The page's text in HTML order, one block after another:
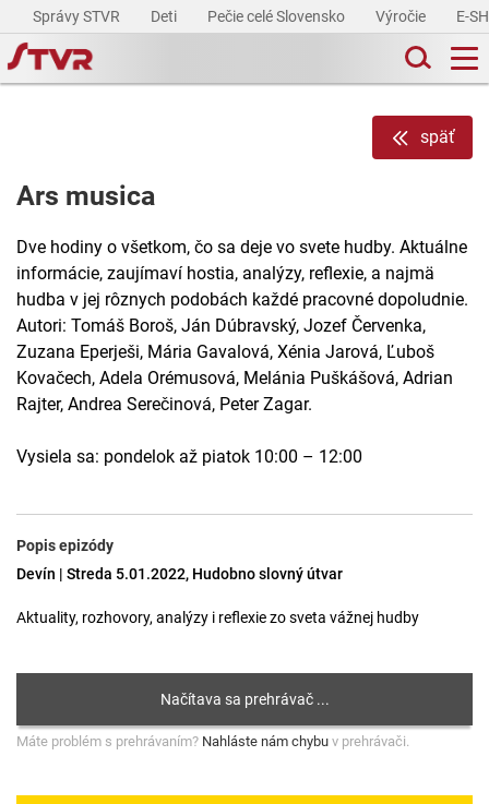
Správy STVR Deti Pečie celé Slovensko Výročie E-
späť
Ars musica
Dve hodiny o všetkom, čo sa deje vo svete hudby. Aktuálne
informácie, zaujímaví hostia, analýzy, reflexie, a najmä
hudba v jej rôznych podobách každé pracovné dopoludnie.
Autori: Tomáš Boroš, Ján Dúbravský, Jozef Červenka,
Zuzana Eperješi, Mária Gavalová, Xénia Jarová, Ľuboš
Kovačech, Adela Orémusová, Melánia Puškášová, Adrian
Rajter, Andrea Serečinová, Peter Zagar.
Vysiela sa: pondelok až piatok 10:00 – 12:00
Popis epizódy
Devín | Streda 5.01.2022, Hudobno slovný útvar
Aktuality, rozhovory, analýzy i reflexie zo sveta vážnej hudby
Máte problém s prehrávaním? Nahláste nám chybu v prehrávači.